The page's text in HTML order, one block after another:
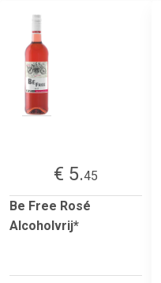
€ 5.45
Be Free Rosé
Alcoholvrij*